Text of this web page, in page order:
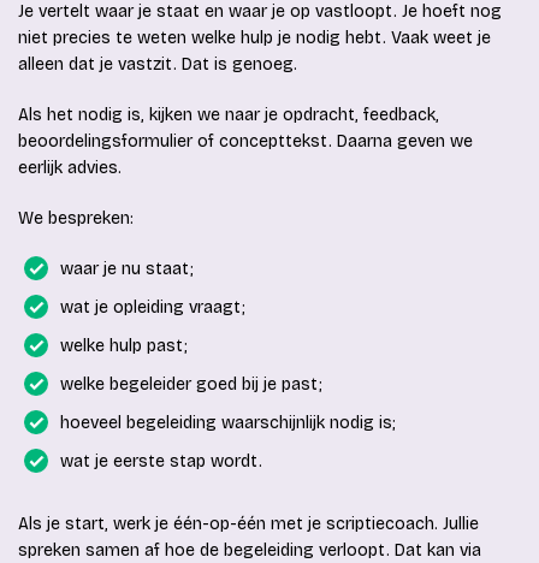
Je vertelt waar je staat en waar je op vastloopt. Je hoeft nog
niet precies te weten welke hulp je nodig hebt. Vaak weet je
alleen dat je vastzit. Dat is genoeg.
Als het nodig is, kijken we naar je opdracht, feedback,
beoordelingsformulier of concepttekst. Daarna geven we
eerlijk advies.
We bespreken:
waar je nu staat;
wat je opleiding vraagt;
welke hulp past;
welke begeleider goed bij je past;
hoeveel begeleiding waarschijnlijk nodig is;
wat je eerste stap wordt.
Als je start, werk je één-op-één met je scriptiecoach. Jullie
spreken samen af hoe de begeleiding verloopt. Dat kan via